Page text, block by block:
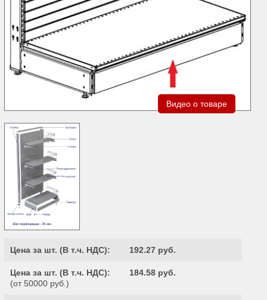
Видео о товаре
Цена за шт. (В т.ч. НДС): 192.27 руб.
Цена за шт. (В т.ч. НДС):
(от 50000 руб.)
184.58 руб.